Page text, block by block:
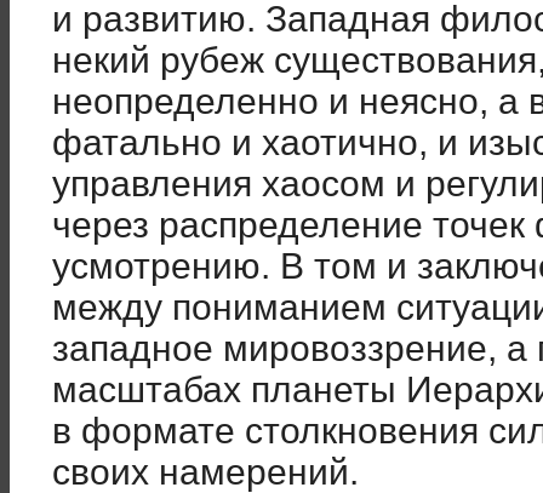
и развитию. Западная
некий рубеж
неопределенно и неясно, а
фатально и хаотично, и
управления хаосом и
через распределение
усмотрению. В том и
между пониманием
западное мировоззрение, а
масштабах планеты
в формате столкновения
своих намерений.